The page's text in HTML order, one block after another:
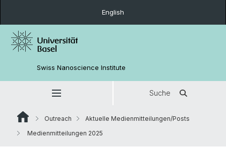
English
Swiss Nanoscience Institute
Suche
Outreach
Aktuelle Medienmitteilungen/Posts
Medienmitteilungen 2025